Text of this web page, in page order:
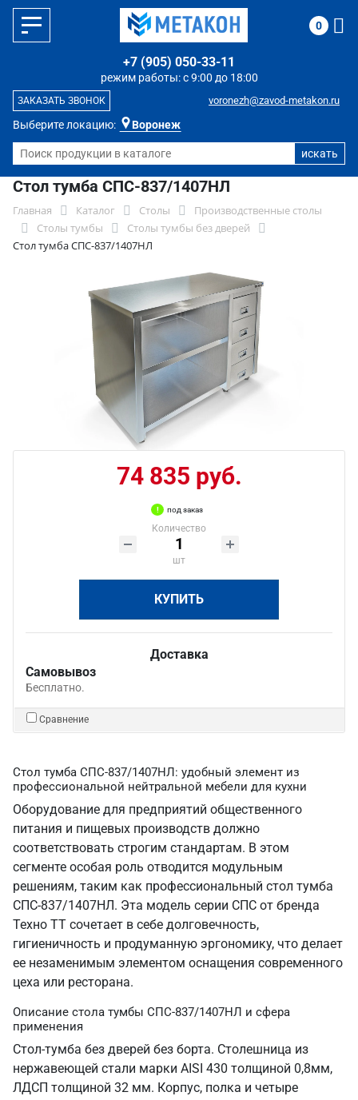
Выберите локацию: Воронеж
режим работы: с 9:00 до 18:00
+7 (905) 050-33-11
voronezh@zavod-metakon.ru
ЗАКАЗАТЬ ЗВОНОК
0
Стол тумба СПС-837/1407НЛ
Главная Каталог Столы
Производственные столы
Столы тумбы
Столы тумбы без дверей
Стол тумба СПС-837/1407НЛ
74 835 руб.
под заказ
Количество
шт
КУПИТЬ
Доставка
Самовывоз
Бесплатно.
Сравнение
Стол тумба СПС-837/1407НЛ: удобный элемент из
профессиональной нейтральной мебели для кухни
Оборудование для предприятий общественного
питания и пищевых производств должно
соответствовать строгим стандартам. В этом
сегменте особая роль отводится модульным
решениям, таким как профессиональный стол тумба
СПС-837/1407НЛ. Эта модель серии СПС от бренда
Техно ТТ сочетает в себе долговечность,
гигиеничность и продуманную эргономику, что делает
ее незаменимым элементом оснащения современного
цеха или ресторана.
Описание стола тумбы СПС-837/1407НЛ и сфера
применения
Стол-тумба без дверей без борта. Столешница из
нержавеющей стали марки AISI 430 толщиной 0,8мм,
ЛДСП толщиной 32 мм. Корпус, полка и четыре